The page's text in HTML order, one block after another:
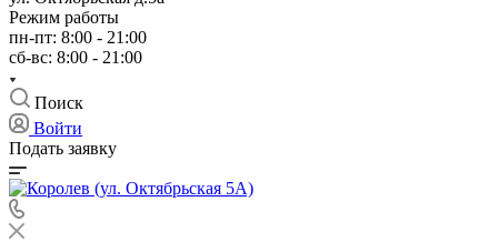
Режим работы
пн-пт: 8:00 - 21:00
сб-вс: 8:00 - 21:00
Поиск
Войти
Подать заявку